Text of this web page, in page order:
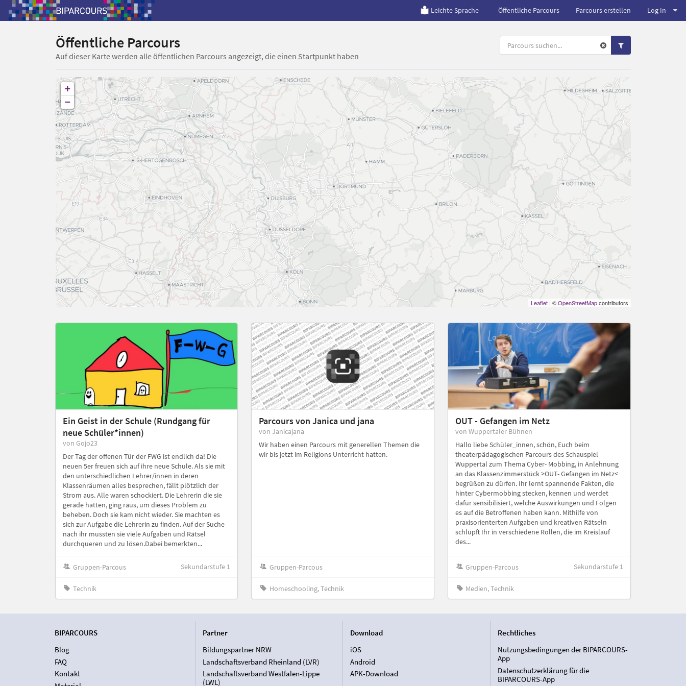
Leichte Sprache Öffentliche Parcours Parcours erstellen Log In
Öffentliche Parcours
Auf dieser Karte werden alle öffentlichen Parcours angezeigt, die einen Startpunkt haben
+
−
Leaflet| ©OpenStreetMapcontributors
Ein Geist in der Schule (Rundgang für
neue Schüler*innen)
von Gojo23
Der Tag der offenen Tür der FWG ist endlich da! Die
neuen 5er freuen sich auf ihre neue Schule. Als sie mit
den unterschiedlichen Lehrer/innen in deren
Klassenräumen alles besprechen, fällt plötzlich der
Strom aus. Alle waren schockiert. Die Lehrerin die sie
gerade hatten, ging raus, um dieses Problem zu
beheben. Doch sie kam nicht wieder. Sie machten es
sich zur Aufgabe die Lehrerin zu finden. Auf der Suche
nach ihr mussten sie viele Aufgaben und Rätsel
durchqueren und zu lösen.Dabei bemerkten...
Gruppen-Parcous Sekundarstufe 1
Technik
Parcours von Janica und jana
von Janicajana
Wir haben einen Parcours mit generellen Themen die
wir bis jetzt im Religions Unterricht hatten.
Gruppen-Parcous
Homeschooling, Technik
OUT - Gefangen im Netz
von Wuppertaler Bühnen
Hallo liebe Schüler_innen, schön, Euch beim
theaterpädagogischen Parcours des Schauspiel
Wuppertal zum Thema Cyber- Mobbing, in Anlehnung
an das Klassenzimmerstück >OUT- Gefangen im Netz<
begrüßen zu dürfen. Ihr lernt spannende Fakten, die
hinter Cybermobbing stecken, kennen und werdet
dafür sensibilisiert, welche Auswirkungen und Folgen
es auf die Betroffenen haben kann. Mithilfe von
praxisorienterten Aufgaben und kreativen Rätseln
schlüpft Ihr in verschiedene Rollen, die im Kreislauf
des...
Gruppen-Parcous Sekundarstufe 1
Medien, Technik
BIPARCOURS
Blog
FAQ
Kontakt
Partner
Bildungspartner NRW
Landschaftsverband Rheinland (LVR)
Landschaftsverband Westfalen-Lippe
(LWL)
Download
iOS
Android
APK-Download
Rechtliches
Nutzungsbedingungen der BIPARCOURS-
App
Datenschutzerklärung für die
BIPARCOURS-App